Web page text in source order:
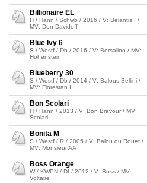
Billionaire EL
H / Hann / Schwb / 2016 / V: Belantis I /
MV: Don Davidoff
Blue Ivy 6
S / Westf / Db / 2016 / V: Borsalino / MV:
Hohenstein
Blueberry 30
S / Westf / Db / 2014 / V: Balous Bellini /
MV: Florestan I
Bon Scolari
H / Hann / 2013 / V: Bon Bravour / MV:
Scolari
Bonita M
S / Westf / R / 2005 / V: Balou du Rouet /
MV: Monsieur AA
Boss Orange
W / KWPN / Df / 2012 / V: Boss / MV:
Voltaire